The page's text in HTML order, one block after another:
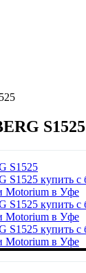
S1525